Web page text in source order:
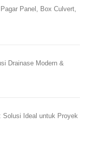
Panel, Box Culvert,
Drainase Modern &
Solusi Ideal untuk Proyek